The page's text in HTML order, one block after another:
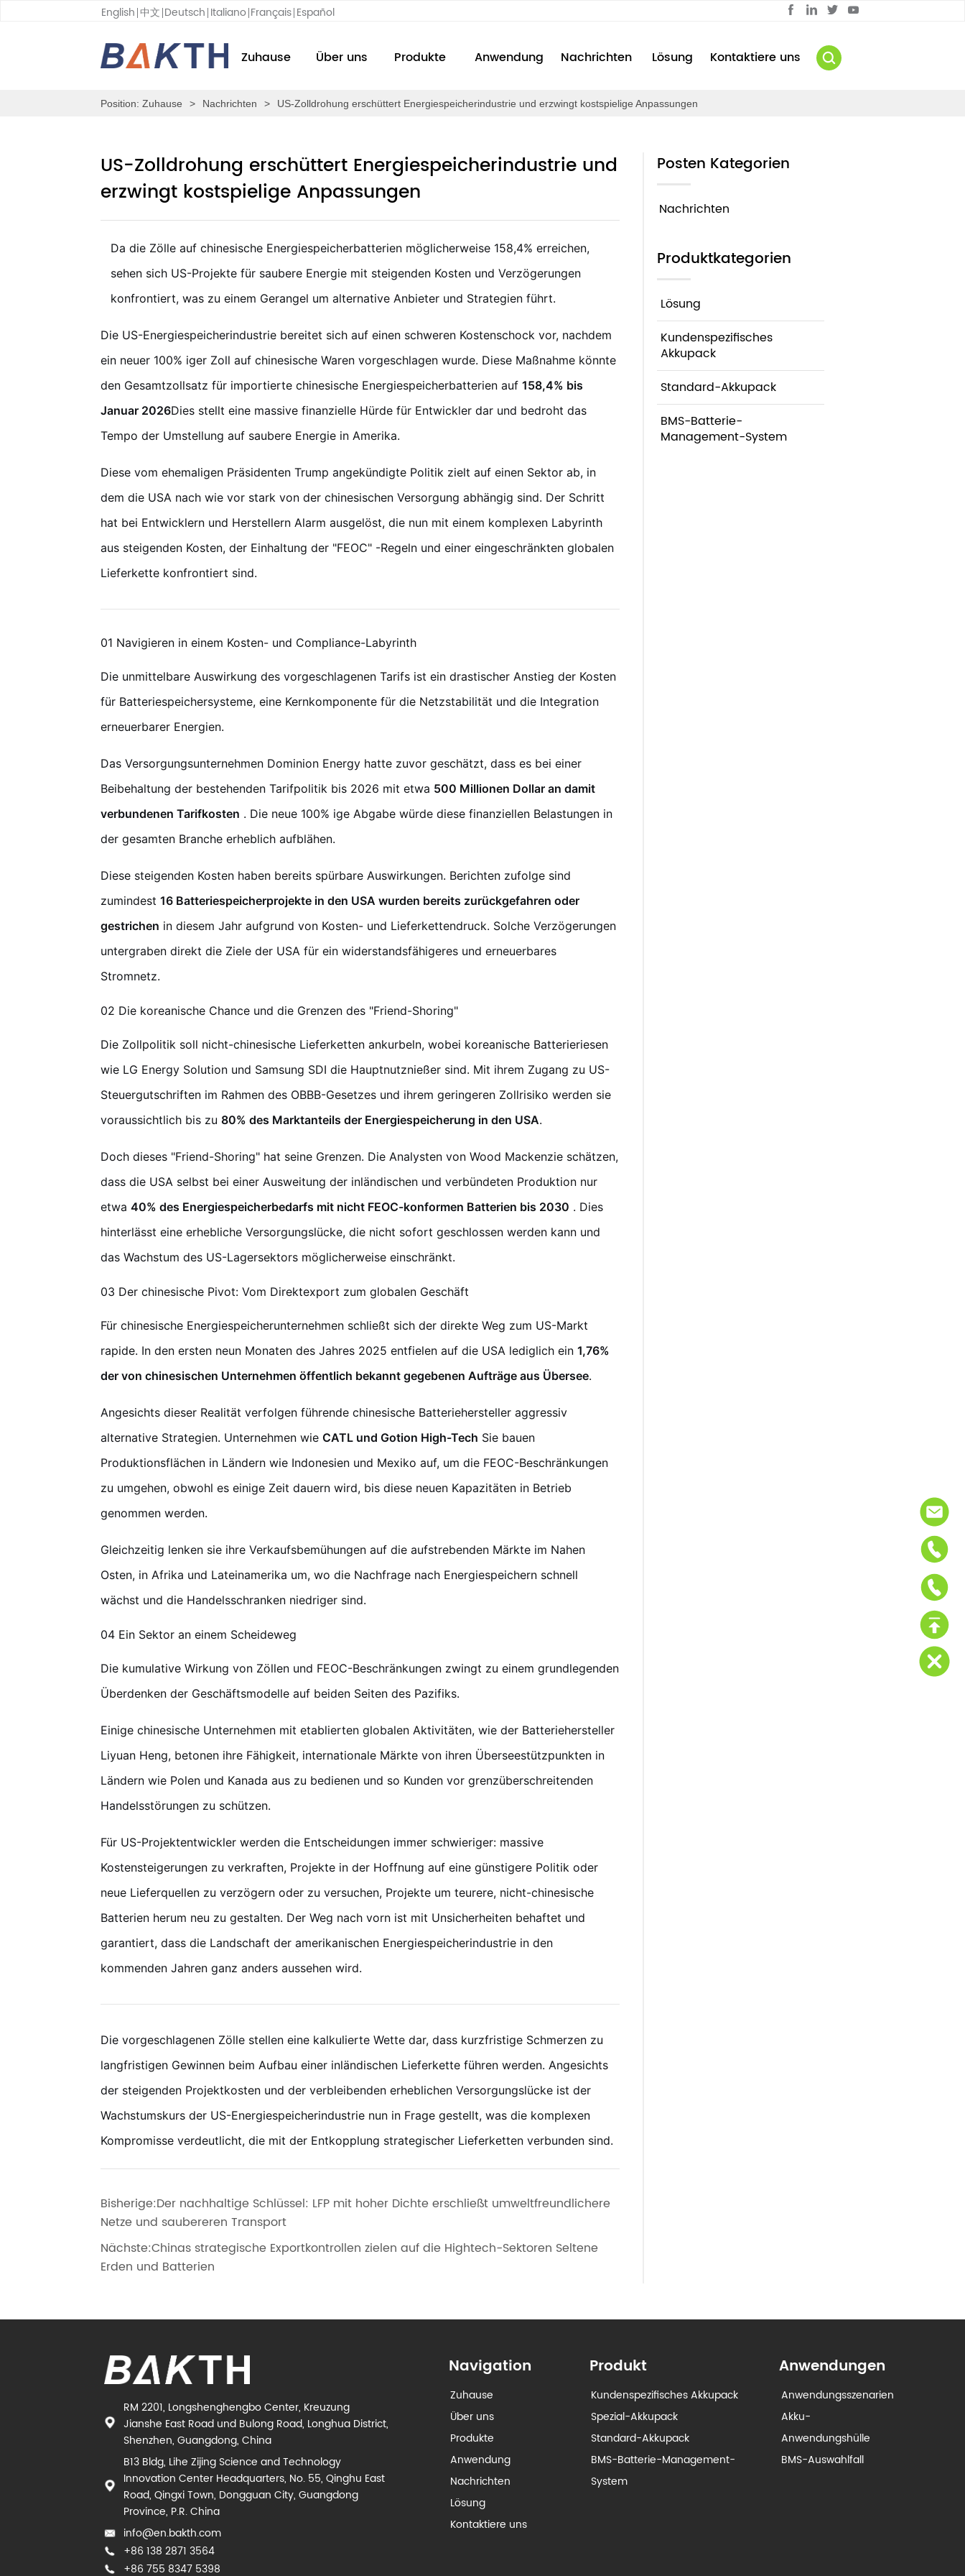
English 中文 Deutsch Italiano Français Español
Zuhause Über uns Produkte Anwendung Nachrichten Lösung Kontaktiere uns
Position: Zuhause > Nachrichten > US-Zolldrohung erschüttert Energiespeicherindustrie und erzwingt kostspielige Anpassungen
US-Zolldrohung erschüttert Energiespeicherindustrie und
erzwingt kostspielige Anpassungen
Da die Zölle auf chinesische Energiespeicherbatterien möglicherweise 158,4% erreichen,
sehen sich US-Projekte für saubere Energie mit steigenden Kosten und Verzögerungen
konfrontiert, was zu einem Gerangel um alternative Anbieter und Strategien führt.
Die US-Energiespeicherindustrie bereitet sich auf einen schweren Kostenschock vor, nachdem
ein neuer 100% iger Zoll auf chinesische Waren vorgeschlagen wurde. Diese Maßnahme könnte
den Gesamtzollsatz für importierte chinesische Energiespeicherbatterien auf158,4% bis
Januar 2026Dies stellt eine massive finanzielle Hürde für Entwickler dar und bedroht das
Tempo der Umstellung auf saubere Energie in Amerika.
Diese vom ehemaligen Präsidenten Trump angekündigte Politik zielt auf einen Sektor ab, in
dem die USA nach wie vor stark von der chinesischen Versorgung abhängig sind. Der Schritt
hat bei Entwicklern und Herstellern Alarm ausgelöst, die nun mit einem komplexen Labyrinth
aus steigenden Kosten, der Einhaltung der "FEOC" -Regeln und einer eingeschränkten globalen
Lieferkette konfrontiert sind.
01 Navigieren in einem Kosten- und Compliance-Labyrinth
Die unmittelbare Auswirkung des vorgeschlagenen Tarifs ist ein drastischer Anstieg der Kosten
für Batteriespeichersysteme, eine Kernkomponente für die Netzstabilität und die Integration
erneuerbarer Energien.
Das Versorgungsunternehmen Dominion Energy hatte zuvor geschätzt, dass es bei einer
Beibehaltung der bestehenden Tarifpolitik bis 2026 mit etwa 500 Millionen Dollar an damit
verbundenen Tarifkosten . Die neue 100% ige Abgabe würde diese finanziellen Belastungen in
der gesamten Branche erheblich aufblähen.
Diese steigenden Kosten haben bereits spürbare Auswirkungen. Berichten zufolge sind
zumindest16 Batteriespeicherprojekte in den USA wurden bereits zurückgefahren oder
gestrichen in diesem Jahr aufgrund von Kosten- und Lieferkettendruck. Solche Verzögerungen
untergraben direkt die Ziele der USA für ein widerstandsfähigeres und erneuerbares
Stromnetz.
02 Die koreanische Chance und die Grenzen des "Friend-Shoring"
Die Zollpolitik soll nicht-chinesische Lieferketten ankurbeln, wobei koreanische Batterieriesen
wie LG Energy Solution und Samsung SDI die Hauptnutznießer sind. Mit ihrem Zugang zu US-
Steuergutschriften im Rahmen des OBBB-Gesetzes und ihrem geringeren Zollrisiko werden sie
voraussichtlich bis zu80% des Marktanteils der Energiespeicherung in den USA.
Doch dieses "Friend-Shoring" hat seine Grenzen. Die Analysten von Wood Mackenzie schätzen,
dass die USA selbst bei einer Ausweitung der inländischen und verbündeten Produktion nur
etwa40% des Energiespeicherbedarfs mit nicht FEOC-konformen Batterien bis 2030 . Dies
hinterlässt eine erhebliche Versorgungslücke, die nicht sofort geschlossen werden kann und
das Wachstum des US-Lagersektors möglicherweise einschränkt.
03 Der chinesische Pivot: Vom Direktexport zum globalen Geschäft
Für chinesische Energiespeicherunternehmen schließt sich der direkte Weg zum US-Markt
rapide. In den ersten neun Monaten des Jahres 2025 entfielen auf die USA lediglich ein1,76%
der von chinesischen Unternehmen öffentlich bekannt gegebenen Aufträge aus Übersee.
Angesichts dieser Realität verfolgen führende chinesische Batteriehersteller aggressiv
alternative Strategien. Unternehmen wieCATL und Gotion High-Tech Sie bauen
Produktionsflächen in Ländern wie Indonesien und Mexiko auf, um die FEOC-Beschränkungen
zu umgehen, obwohl es einige Zeit dauern wird, bis diese neuen Kapazitäten in Betrieb
genommen werden.
Gleichzeitig lenken sie ihre Verkaufsbemühungen auf die aufstrebenden Märkte im Nahen
Osten, in Afrika und Lateinamerika um, wo die Nachfrage nach Energiespeichern schnell
wächst und die Handelsschranken niedriger sind.
04 Ein Sektor an einem Scheideweg
Die kumulative Wirkung von Zöllen und FEOC-Beschränkungen zwingt zu einem grundlegenden
Überdenken der Geschäftsmodelle auf beiden Seiten des Pazifiks.
Einige chinesische Unternehmen mit etablierten globalen Aktivitäten, wie der Batteriehersteller
Liyuan Heng, betonen ihre Fähigkeit, internationale Märkte von ihren Überseestützpunkten in
Ländern wie Polen und Kanada aus zu bedienen und so Kunden vor grenzüberschreitenden
Handelsstörungen zu schützen.
Für US-Projektentwickler werden die Entscheidungen immer schwieriger: massive
Kostensteigerungen zu verkraften, Projekte in der Hoffnung auf eine günstigere Politik oder
neue Lieferquellen zu verzögern oder zu versuchen, Projekte um teurere, nicht-chinesische
Batterien herum neu zu gestalten. Der Weg nach vorn ist mit Unsicherheiten behaftet und
garantiert, dass die Landschaft der amerikanischen Energiespeicherindustrie in den
kommenden Jahren ganz anders aussehen wird.
Die vorgeschlagenen Zölle stellen eine kalkulierte Wette dar, dass kurzfristige Schmerzen zu
langfristigen Gewinnen beim Aufbau einer inländischen Lieferkette führen werden. Angesichts
der steigenden Projektkosten und der verbleibenden erheblichen Versorgungslücke ist der
Wachstumskurs der US-Energiespeicherindustrie nun in Frage gestellt, was die komplexen
Kompromisse verdeutlicht, die mit der Entkopplung strategischer Lieferketten verbunden sind.
Bisherige:Der nachhaltige Schlüssel: LFP mit hoher Dichte erschließt umweltfreundlichere
Netze und saubereren Transport
Nächste:Chinas strategische Exportkontrollen zielen auf die Hightech-Sektoren Seltene
Erden und Batterien
Posten Kategorien
Nachrichten
Produktkategorien
Lösung
Kundenspezifisches
Akkupack
Standard-Akkupack
BMS-Batterie-
Management-System
RM 2201, Longshenghengbo Center, Kreuzung
Jianshe East Road und Bulong Road, Longhua District,
Shenzhen, Guangdong, China
B13 Bldg, Lihe Zijing Science and Technology
Innovation Center Headquarters, No. 55, Qinghu East
Road, Qingxi Town, Dongguan City, Guangdong
Province, P.R. China
info@en.bakth.com
+86 138 2871 3564
+86 755 8347 5398
Navigation
Zuhause
Über uns
Produkte
Anwendung
Nachrichten
Lösung
Kontaktiere uns
Produkt
Kundenspezifisches Akkupack
Spezial-Akkupack
Standard-Akkupack
BMS-Batterie-Management-
System
Anwendungen
Anwendungsszenarien
Akku-
Anwendungshülle
BMS-Auswahlfall